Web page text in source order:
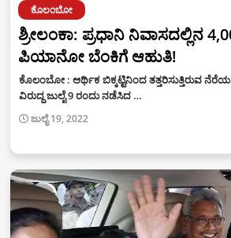
ಕೊಲಂಬೋ
ಶ್ರೀಲಂಕಾ: ಪ್ರಧಾನಿ ನಿವಾಸದಲ್ಲಿನ
ಪಿಯಾನೋ ಬೆಂಕಿಗೆ ಆಹುತಿ!
ಕೊಲಂಬೋ : ಆರ್ಥಿಕ ಬಿಕ್ಕಟ್ಟಿನಿಂದ ತತ್ತರಿಸುತ್ತಿರುವ ನೆರೆಯ
ವಿರುದ್ಧ ಜುಲೈ 9 ರಂದು ನಡೆಸಿದ …
ಜುಲೈ 19, 2022